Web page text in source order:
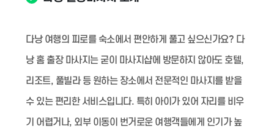
다낭 여행의 피로를 숙소에서 편안하게 풀고 싶으신가요? 다
낭 홈 출장 마사지는 굳이 마사지샵에 방문하지 않아도 호텔,
리조트, 풀빌라 등 원하는 장소에서 전문적인 마사지를 받을
수 있는 편리한 서비스입니다. 특히 아이가 있어 자리를 비우
기 어렵거나, 외부 이동이 번거로운 여행객들에게 인기가 높